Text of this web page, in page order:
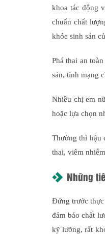
khoa tác động
chuẩn chất
khỏe sinh sản
Phá thai an
sản, tính mạng
Nhiều chị em
hoặc lựa chọn
Thường thì hậu
thai, viêm
Những
Đứng trước
đảm bảo chất
kỹ lưỡng, rất